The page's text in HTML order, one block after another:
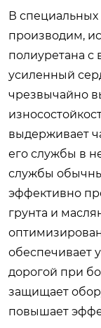
В специальных
производим,
полиуретана с
усиленный
чрезвычайно
выдерживает
его службы в
службы
эффективно
грунта и
обеспечивает
дорогой при
защищает
повышает